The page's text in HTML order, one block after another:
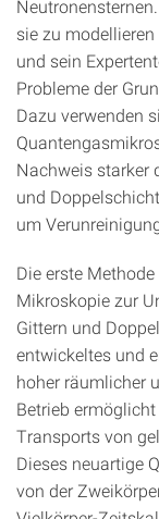
sie zu
und sein
Probleme der
Dazu verwenden
Nachweis starker
und
um
Die erste
Mikroskopie zur
Gittern und
entwickeltes und
hoher räumlicher
Betrieb
Transports von
Dieses neuartige
von der